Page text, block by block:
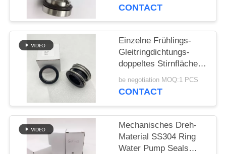
CONTACT
Einzelne Frühlings-
Gleitringdichtungs-
doppeltes Stirnfläche-
Gummi-Gebrüll
be negotiation MOQ:1 PCS
CONTACT
Mechanisches Dreh-
Material SS304 Ring
Water Pump Seals